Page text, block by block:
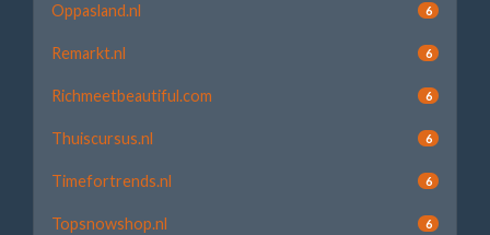
Oppasland.nl 6
Remarkt.nl 6
Richmeetbeautiful.com 6
Thuiscursus.nl 6
Timefortrends.nl 6
Topsnowshop.nl 6